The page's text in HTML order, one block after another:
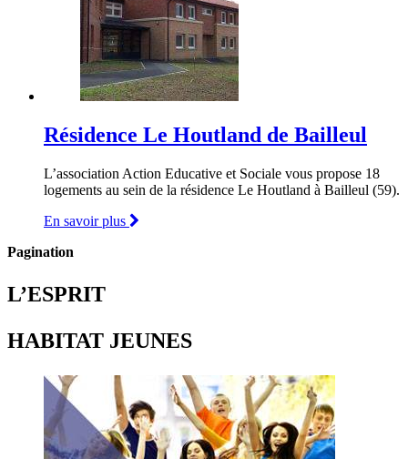
Résidence Le Houtland de Bailleul
L’association Action Educative et Sociale vous propose 18
logements au sein de la résidence Le Houtland à Bailleul (59).
En savoir plus
Pagination
L’ESPRIT
HABITAT JEUNES